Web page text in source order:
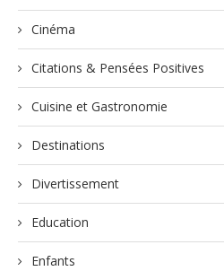
Cinéma
Citations & Pensées Positives
Cuisine et Gastronomie
Destinations
Divertissement
Education
Enfants